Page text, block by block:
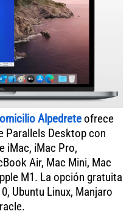
Alpedreteofrece
Parallels Desktop con
iMac, iMac Pro,
Air, Mac Mini, Mac
M1. La opción gratuita
Ubuntu Linux, Manjaro